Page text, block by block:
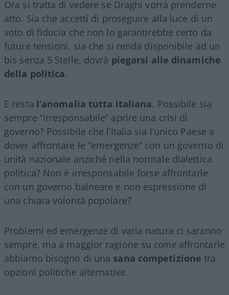
Ora si tratta di vedere se Draghi vorrà prenderne
atto. Sia che accetti di proseguire alla luce di un
voto di fiducia che non lo garantirebbe certo da
future tensioni, sia che si renda disponibile ad un
bis senza 5 Stelle, dovrà piegarsi alle dinamiche
della politica.
E resta l’anomalia tutta italiana. Possibile sia
sempre “irresponsabile” aprire una crisi di
governo? Possibile che l’Italia sia l’unico Paese a
dover affrontare le “emergenze” con un governo di
unità nazionale anziché nella normale dialettica
politica? Non è irresponsabile forse affrontarle
con un governo balneare e non espressione di
una chiara volontà popolare?
Problemi ed emergenze di varia natura ci saranno
sempre, ma a maggior ragione su come affrontarle
abbiamo bisogno di una sana competizione tra
opzioni politiche alternative.